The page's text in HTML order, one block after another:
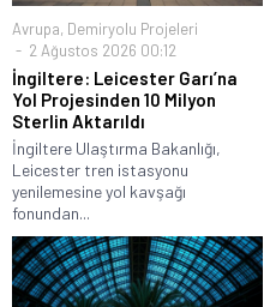
Avrupa, Demiryolu Projeleri
2 Ağustos 2026 00:12
İngiltere: Leicester Garı’na
Yol Projesinden 10 Milyon
Sterlin Aktarıldı
İngiltere Ulaştırma Bakanlığı,
Leicester tren istasyonu
yenilemesine yol kavşağı
fonundan...